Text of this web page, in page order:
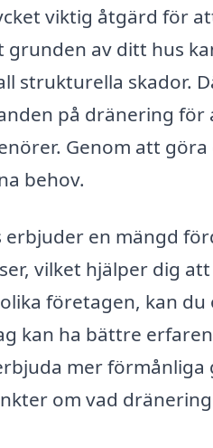
viktig åtgärd för
av ditt hus
strukturella skador.
på dränering
Genom att göra
behov.
en mängd
vilket hjälper dig
företagen, kan
kan ha bättre
mer
om vad